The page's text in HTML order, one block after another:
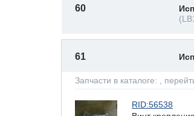
60
61
Запчасти в каталоге: ,
RID:56538